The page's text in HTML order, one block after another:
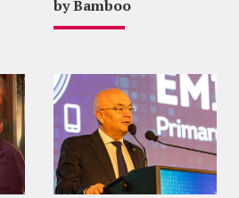
by Bamboo